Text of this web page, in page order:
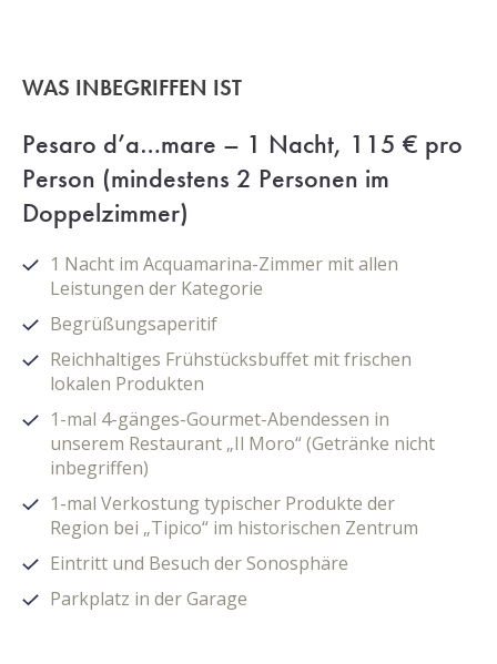
WAS INBEGRIFFEN IST
Pesaro d’a…mare – 1 Nacht, 115 € pro
Person (mindestens 2 Personen im
Doppelzimmer)
1 Nacht im Acquamarina-Zimmer mit allen
Leistungen der Kategorie
Begrüßungsaperitif
Reichhaltiges Frühstücksbuffet mit frischen
lokalen Produkten
1-mal 4-gänges-Gourmet-Abendessen in
unserem Restaurant „Il Moro“ (Getränke nicht
inbegriffen)
1-mal Verkostung typischer Produkte der
Region bei „Tipico“ im historischen Zentrum
Eintritt und Besuch der Sonosphäre
Parkplatz in der Garage